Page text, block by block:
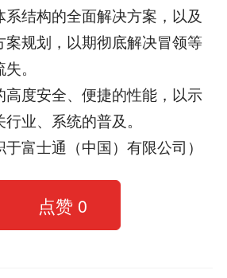
结构的全面解决方案，以及
规划，以期彻底解决冒领等
。
度安全、便捷的性能，以示
业、系统的普及。
于富士通（中国）有限公司）
点赞 0